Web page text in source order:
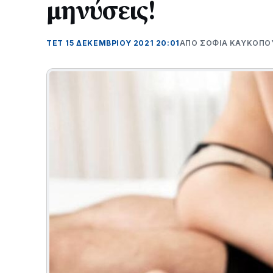
μηνύσεις!
ΤΕΤ 15 ΔΕΚΕΜΒΡΊΟΥ 2021 20:01ΑΠΌ ΣΟΦΙΑ